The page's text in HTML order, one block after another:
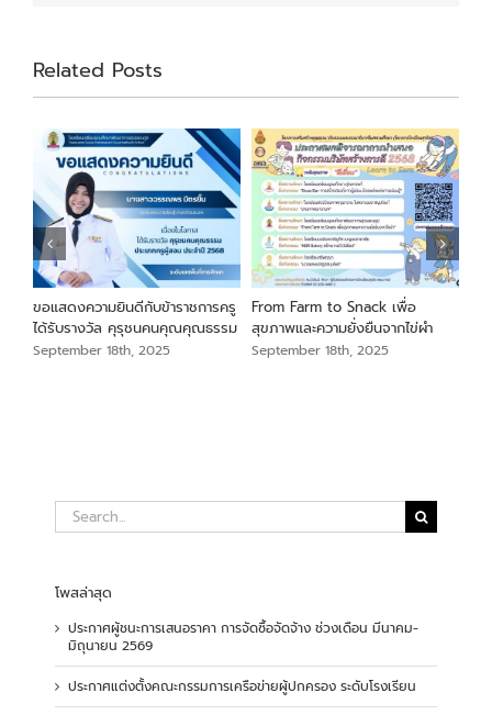
Related Posts
ขอแสดงความยินดีกับข้าราชการครู
ได้รับรางวัล คุรุชนคนคุณคุณธรรม
September 18th, 2025
From Farm to Snack เพื่อ
สุขภาพและความยั่งยืนจากไข่ผำ
September 18th, 2025
Search
for:
โพสล่าสุด
ประกาศผู้ชนะการเสนอราคา การจัดซื้อจัดจ้าง ช่วงเดือน มีนาคม-
มิถุนายน 2569
ประกาศแต่งตั้งคณะกรรมการเครือข่ายผู้ปกครอง ระดับโรงเรียน